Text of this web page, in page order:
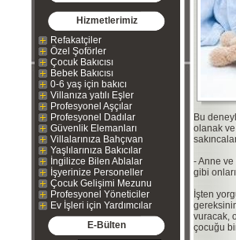
Hizmetlerimiz
Refakatçiler
Özel Şoförler
Çocuk Bakıcısı
Bebek Bakıcısı
0-6 yaş için bakıcı
Villanıza yatılı Eşler
Profesyonel Aşçılar
Profesyonel Dadılar
Güvenlik Elemanları
Villalarınıza Bahçıvan
Yaşlılarınıza Bakıcılar
İngilizce Bilen Ablalar
İşyerinize Personeller
Çocuk Gelişimi Mezunu
Profesyonel Yöneticiler
Ev İşleri için Yardımcılar
E-Bülten
Bu
olanak
- Anne ve
gibi
İşten
vuracak,
çocuğu